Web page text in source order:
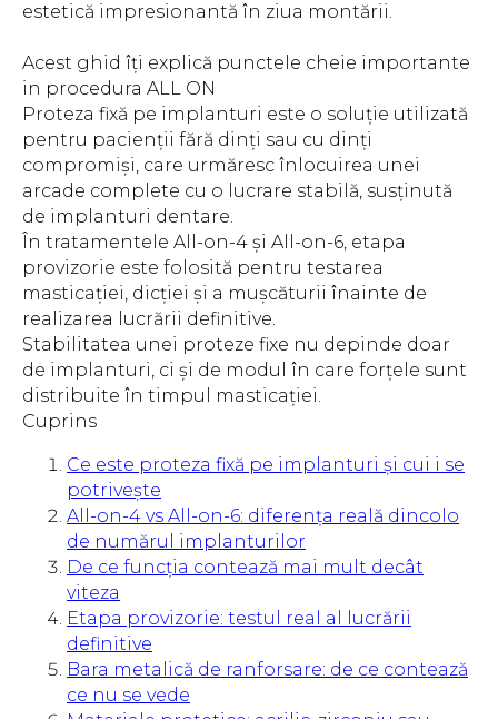
estetică impresionantă în ziua montării.
Acest ghid îți explică punctele cheie importante
in procedura ALL ON
Proteza fixă pe implanturi este o soluție utilizată
pentru pacienții fără dinți sau cu dinți
compromiși, care urmăresc înlocuirea unei
arcade complete cu o lucrare stabilă, susținută
de implanturi dentare.
În tratamentele All-on-4 și All-on-6, etapa
provizorie este folosită pentru testarea
masticației, dicției și a mușcăturii înainte de
realizarea lucrării definitive.
Stabilitatea unei proteze fixe nu depinde doar
de implanturi, ci și de modul în care forțele sunt
distribuite în timpul masticației.
Cuprins
Ce este proteza fixă pe implanturi și cui i se
potrivește
All-on-4 vs All-on-6: diferența reală dincolo
de numărul implanturilor
De ce funcția contează mai mult decât
viteza
Etapa provizorie: testul real al lucrării
definitive
Bara metalică de ranforsare: de ce contează
ce nu se vede